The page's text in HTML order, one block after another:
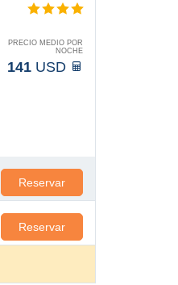
PRECIO MEDIO POR
NOCHE
141 USD
Reservar
Reservar